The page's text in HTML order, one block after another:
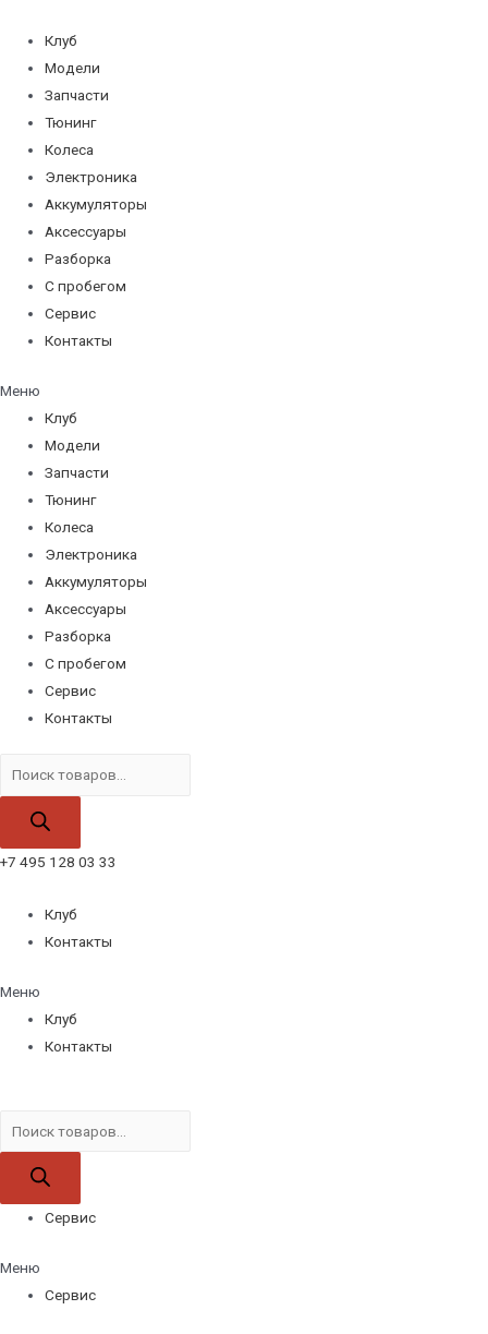
содержимому
Клуб
Модели
Запчасти
Тюнинг
Колеса
Электроника
Аккумуляторы
Аксессуары
Разборка
С пробегом
Сервис
Контакты
Меню
Клуб
Модели
Запчасти
Тюнинг
Колеса
Электроника
Аккумуляторы
Аксессуары
Разборка
С пробегом
Сервис
Контакты
товаров
+7 495 128 03 33
Клуб
Контакты
Меню
Клуб
Контакты
товаров
Сервис
Меню
Сервис